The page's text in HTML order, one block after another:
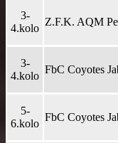
3-
4.kolo
Z.F.K. AQM
3-
4.kolo
FbC Coyotes
5-
6.kolo
FbC Coyotes